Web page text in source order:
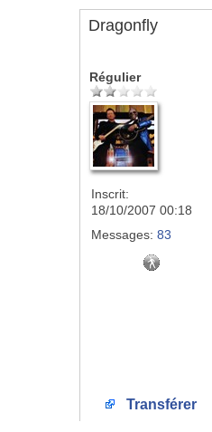
Dragonfly
Régulier
Inscrit:
18/10/2007 00:18
Messages: 83
Transférer